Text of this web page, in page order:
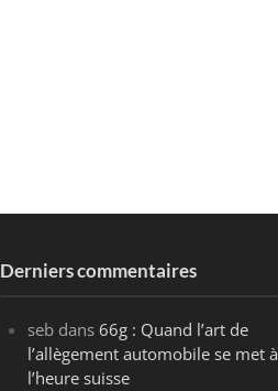
Derniers commentaires
seb dans66g : Quand l’art de
l’allègement automobile se met à
l’heure suisse